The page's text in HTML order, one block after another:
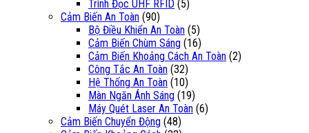
Trình Đọc UHF RFID (5)
Cảm Biến An Toàn (90)
Bộ Điều Khiển An Toàn (5)
Cảm Biến Chùm Sáng (16)
Cảm Biến Khoảng Cách An Toàn (2)
Công Tắc An Toàn (32)
Hệ Thống An Toàn (10)
Màn Ngăn Ánh Sáng (19)
Máy Quét Laser An Toàn (6)
Cảm Biến Chuyển Động (48)